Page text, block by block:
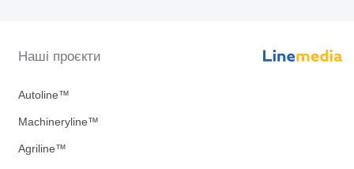
Наші проєкти
Autoline™
Machineryline™
Agriline™